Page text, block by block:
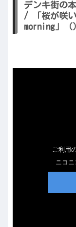
デンキ街の
/ 「桜が咲
morning」（